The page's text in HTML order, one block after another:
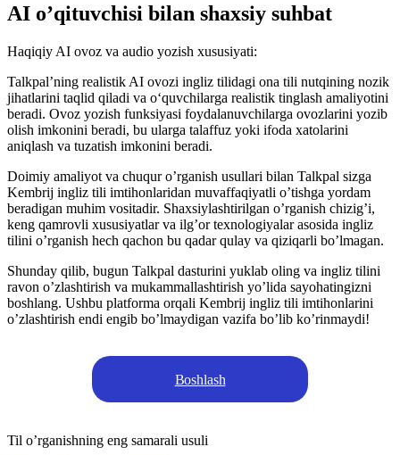
AI o’qituvchisi bilan shaxsiy suhbat
Haqiqiy AI ovoz va audio yozish xususiyati:
Talkpal’ning realistik AI ovozi ingliz tilidagi ona tili nutqining nozik
jihatlarini taqlid qiladi va o‘quvchilarga realistik tinglash amaliyotini
beradi. Ovoz yozish funksiyasi foydalanuvchilarga ovozlarini yozib
olish imkonini beradi, bu ularga talaffuz yoki ifoda xatolarini
aniqlash va tuzatish imkonini beradi.
Doimiy amaliyot va chuqur o’rganish usullari bilan Talkpal sizga
Kembrij ingliz tili imtihonlaridan muvaffaqiyatli o’tishga yordam
beradigan muhim vositadir. Shaxsiylashtirilgan o’rganish chizig’i,
keng qamrovli xususiyatlar va ilg’or texnologiyalar asosida ingliz
tilini o’rganish hech qachon bu qadar qulay va qiziqarli bo’lmagan.
Shunday qilib, bugun Talkpal dasturini yuklab oling va ingliz tilini
ravon o’zlashtirish va mukammallashtirish yo’lida sayohatingizni
boshlang. Ushbu platforma orqali Kembrij ingliz tili imtihonlarini
o’zlashtirish endi engib bo’lmaydigan vazifa bo’lib ko’rinmaydi!
Boshlash
Til o’rganishning eng samarali usuli